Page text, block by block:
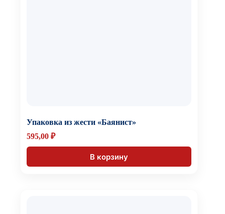
Упаковка из жести «Баянист»
595,00 ₽
В корзину